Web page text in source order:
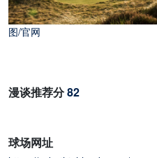
图/官网
漫谈推荐分82
球场网址